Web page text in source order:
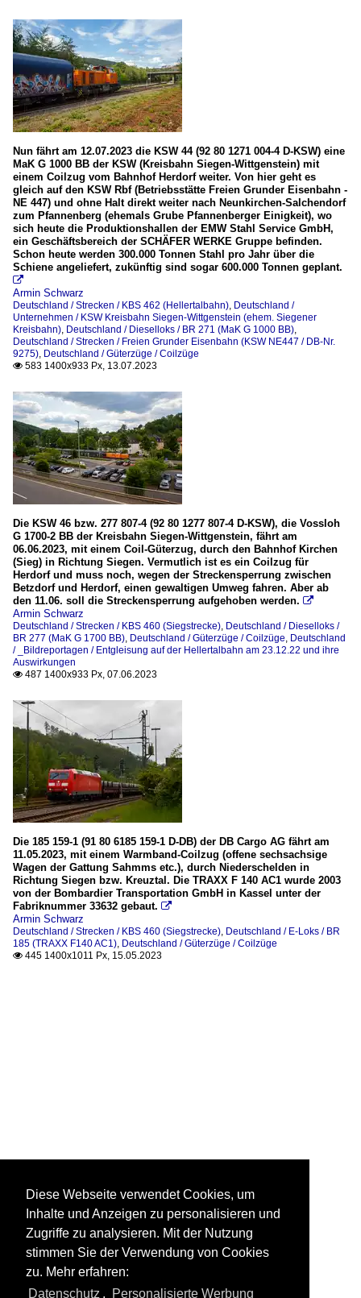
Nun fährt am 12.07.2023 die KSW 44 (92 80 1271 004-4 D-KSW) eine
MaK G 1000 BB der KSW (Kreisbahn Siegen-Wittgenstein) mit
einem Coilzug vom Bahnhof Herdorf weiter. Von hier geht es
gleich auf den KSW Rbf (Betriebsstätte Freien Grunder Eisenbahn -
NE 447) und ohne Halt direkt weiter nach Neunkirchen-Salchendorf
zum Pfannenberg (ehemals Grube Pfannenberger Einigkeit), wo
sich heute die Produktionshallen der EMW Stahl Service GmbH,
ein Geschäftsbereich der SCHÄFER WERKE Gruppe befinden.
Schon heute werden 300.000 Tonnen Stahl pro Jahr über die
Schiene angeliefert, zukünftig sind sogar 600.000 Tonnen geplant.

Armin Schwarz
Deutschland / Strecken / KBS 462 (Hellertalbahn), Deutschland /
Unternehmen / KSW Kreisbahn Siegen-Wittgenstein (ehem. Siegener
Kreisbahn), Deutschland / Dieselloks / BR 271 (MaK G 1000 BB),
Deutschland / Strecken / Freien Grunder Eisenbahn (KSW NE447 / DB-Nr.
9275), Deutschland / Güterzüge / Coilzüge
 583 1400x933 Px, 13.07.2023
Die KSW 46 bzw. 277 807-4 (92 80 1277 807-4 D-KSW), die Vossloh
G 1700-2 BB der Kreisbahn Siegen-Wittgenstein, fährt am
06.06.2023, mit einem Coil-Güterzug, durch den Bahnhof Kirchen
(Sieg) in Richtung Siegen. Vermutlich ist es ein Coilzug für
Herdorf und muss noch, wegen der Streckensperrung zwischen
Betzdorf und Herdorf, einen gewaltigen Umweg fahren. Aber ab
den 11.06. soll die Streckensperrung aufgehoben werden. 
Armin Schwarz
Deutschland / Strecken / KBS 460 (Siegstrecke), Deutschland / Dieselloks /
BR 277 (MaK G 1700 BB), Deutschland / Güterzüge / Coilzüge, Deutschland
/ _Bildreportagen / Entgleisung auf der Hellertalbahn am 23.12.22 und ihre
Auswirkungen
 487 1400x933 Px, 07.06.2023
Die 185 159-1 (91 80 6185 159-1 D-DB) der DB Cargo AG fährt am
11.05.2023, mit einem Warmband-Coilzug (offene sechsachsige
Wagen der Gattung Sahmms etc.), durch Niederschelden in
Richtung Siegen bzw. Kreuztal. Die TRAXX F 140 AC1 wurde 2003
von der Bombardier Transportation GmbH in Kassel unter der
Fabriknummer 33632 gebaut. 
Armin Schwarz
Deutschland / Strecken / KBS 460 (Siegstrecke), Deutschland / E-Loks / BR
185 (TRAXX F140 AC1), Deutschland / Güterzüge / Coilzüge
 445 1400x1011 Px, 15.05.2023
Diese Webseite verwendet Cookies, um
Inhalte und Anzeigen zu personalisieren und
Zugriffe zu analysieren. Mit der Nutzung
stimmen Sie der Verwendung von Cookies
zu. Mehr erfahren:
Datenschutz , Personalisierte Werbung